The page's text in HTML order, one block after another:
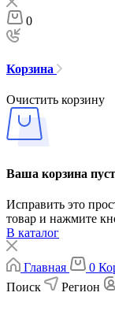
0
Корзина
Очистить корзину
Ваша корзина
Исправить это
товар и нажмите
В каталог
Главная 0
Поиск
Регион